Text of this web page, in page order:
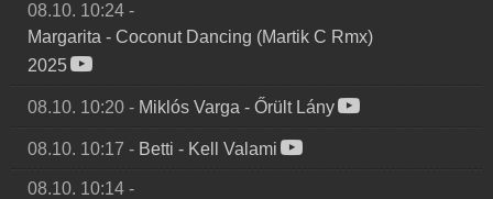
08.10. 10:24 -
Margarita - Coconut Dancing (Martik C Rmx)
2025
08.10. 10:20 - Miklós Varga - Őrült Lány
08.10. 10:17 - Betti - Kell Valami
08.10. 10:14 -